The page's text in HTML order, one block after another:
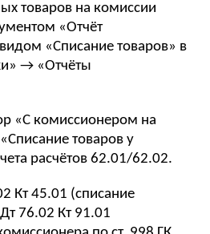
товаров на комиссии
«Отчёт
«Списание товаров» в
→ «Отчёты
«С комиссионером на
товаров у
расчётов 62.01/62.02.
Кт 45.01 (списание
76.02 Кт 91.01